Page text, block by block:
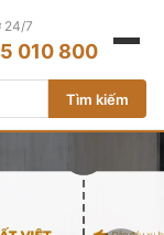
Tìm kiếm
24/7
010 800